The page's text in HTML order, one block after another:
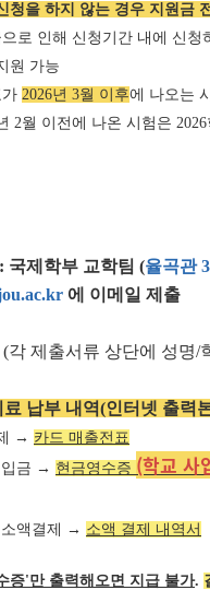
청을 하지 않는 경우 지원금
로 인해 신청기간 내에 신청
원 가능
2026년 3월 이후에 나오는
2월 이전에 나온 시험은
국제학부 교학팀 (율곡관
에 이메일 제출
(각 제출서류 상단에 성명/
납부 내역(인터넷 출력
→ 카드 매출전표
입금 → 현금영수증 (학교 사
결제 → 소액 결제 내역서
증'만 출력해오면 지급 불가.